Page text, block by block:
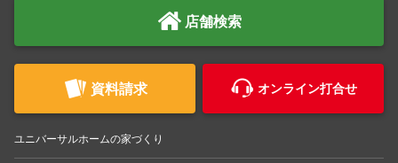
店舗検索
資料請求 オンライン打合せ
ユニバーサルホームの家づくり